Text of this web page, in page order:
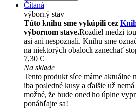
Čítaná
výborný stav
Túto knihu sme vykúpili cez
výbornom stave.Rozdiel medzi
asi ani nespoznali. Knihu sme
na niektorých obaloch zanechať
7,30 €
Na sklade
Tento produkt síce máme aktuálne
iba posledné kusy a ďalšie už
možné, že bude onedlho úplne
ponáhľajte sa!